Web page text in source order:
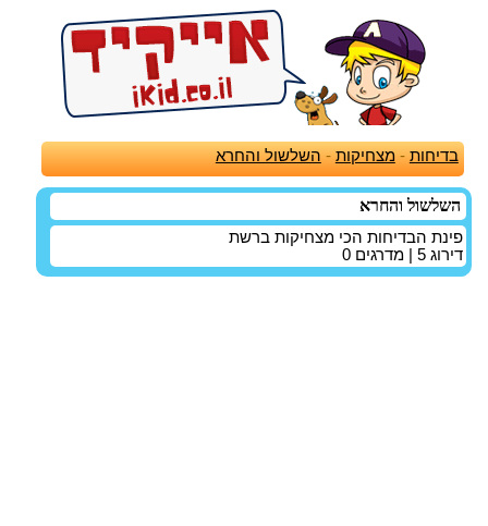
בדיחות -מצחיקות - השלשול והחרא
השלשול והחרא
פינת הבדיחות הכי מצחיקות ברשת
דירוג 5 | מדרגים 0